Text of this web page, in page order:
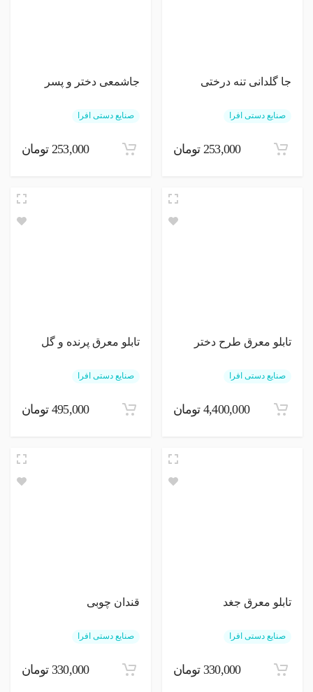
جا گلدانی تنه درختی
صنایع دستی افرا
253,000 تومان
جاشمعی دختر و پسر
صنایع دستی افرا
253,000 تومان
تابلو معرق طرح دختر
صنایع دستی افرا
4,400,000 تومان
تابلو معرق پرنده و گل
صنایع دستی افرا
495,000 تومان
تابلو معرق جغد
صنایع دستی افرا
330,000 تومان
قندان چوبی
صنایع دستی افرا
330,000 تومان